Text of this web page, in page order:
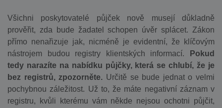
Všichni poskytovatelé půjček nově musejí důkladně
prověřit, zda bude žadatel schopen úvěr splácet. Zákon
přímo nenařizuje jak, nicméně je evidentní, že klíčovým
nástrojem budou registry klientských informací.
Pokud
tedy narazíte na nabídku půjčky, která se chlubí, že je
bez registrů, zpozorněte. Určitě se bude jednat o velmi
pochybnou záležitost. Už to, že máte negativní záznam v
registru, kvůli kterému vám někde nejsou ochotni půjčit,